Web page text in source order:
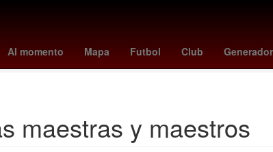
Al momento Mapa Futbol Club
tigers - blue jays a que hora juega pumas vs pachuca
maestras y maestros